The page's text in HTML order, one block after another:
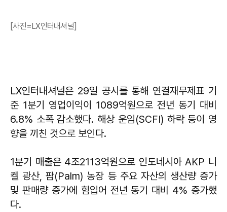
[사진=LX인터내셔널]
LX인터내셔널은 29일 공시를 통해 연결재무제표 기
준 1분기 영업이익이 1089억원으로 전년 동기 대비
6.8% 소폭 감소했다. 해상 운임(SCFI) 하락 등이 영
향을 끼친 것으로 보인다.
1분기 매출은 4조2113억원으로 인도네시아 AKP 니
켈 광산, 팜(Palm) 농장 등 주요 자산의 생산량 증가
및 판매량 증가에 힘입어 전년 동기 대비 4% 증가했
다.